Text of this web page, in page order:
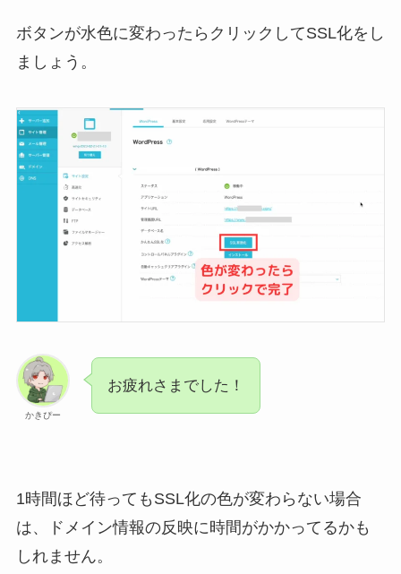
ボタンが水色に変わったらクリックしてSSL化をし
ましょう。
かきぴー
お疲れさまでした！
1時間ほど待ってもSSL化の色が変わらない場合
は、ドメイン情報の反映に時間がかかってるかも
しれません。